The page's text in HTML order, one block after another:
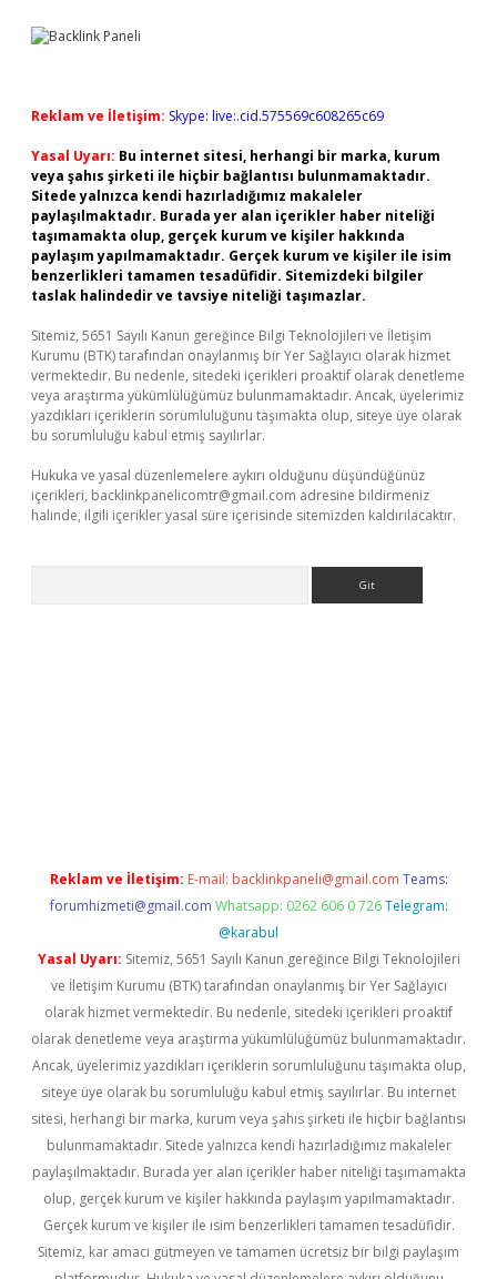
Reklam ve İletişim: Skype: live:.cid.575569c608265c69
Yasal Uyarı: Bu internet sitesi, herhangi bir marka, kurum
veya şahıs şirketi ile hiçbir bağlantısı bulunmamaktadır.
Sitede yalnızca kendi hazırladığımız makaleler
paylaşılmaktadır. Burada yer alan içerikler haber niteliği
taşımamakta olup, gerçek kurum ve kişiler hakkında
paylaşım yapılmamaktadır. Gerçek kurum ve kişiler ile isim
benzerlikleri tamamen tesadüfidir. Sitemizdeki bilgiler
taslak halindedir ve tavsiye niteliği taşımazlar.
Sitemiz, 5651 Sayılı Kanun gereğince Bilgi Teknolojileri ve İletişim
Kurumu (BTK) tarafından onaylanmış bir Yer Sağlayıcı olarak hizmet
vermektedir. Bu nedenle, sitedeki içerikleri proaktif olarak denetleme
veya araştırma yükümlülüğümüz bulunmamaktadır. Ancak, üyelerimiz
yazdıkları içeriklerin sorumluluğunu taşımakta olup, siteye üye olarak
bu sorumluluğu kabul etmiş sayılırlar.
Hukuka ve yasal düzenlemelere aykırı olduğunu düşündüğünüz
içerikleri, backlinkpanelicomtr@gmail.com adresine bildirmeniz
halinde, ilgili içerikler yasal süre içerisinde sitemizden kaldırılacaktır.
Reklam ve İletişim: E-mail: backlinkpaneli@gmail.com Teams:
forumhizmeti@gmail.com Whatsapp: 0262 606 0 726 Telegram:
@karabul
Yasal Uyarı: Sitemiz, 5651 Sayılı Kanun gereğince Bilgi Teknolojileri
ve İletişim Kurumu (BTK) tarafından onaylanmış bir Yer Sağlayıcı
olarak hizmet vermektedir. Bu nedenle, sitedeki içerikleri proaktif
olarak denetleme veya araştırma yükümlülüğümüz bulunmamaktadır.
Ancak, üyelerimiz yazdıkları içeriklerin sorumluluğunu taşımakta olup,
siteye üye olarak bu sorumluluğu kabul etmiş sayılırlar. Bu internet
sitesi, herhangi bir marka, kurum veya şahıs şirketi ile hiçbir bağlantısı
bulunmamaktadır. Sitede yalnızca kendi hazırladığımız makaleler
paylaşılmaktadır. Burada yer alan içerikler haber niteliği taşımamakta
olup, gerçek kurum ve kişiler hakkında paylaşım yapılmamaktadır.
Gerçek kurum ve kişiler ile isim benzerlikleri tamamen tesadüfidir.
Sitemiz, kar amacı gütmeyen ve tamamen ücretsiz bir bilgi paylaşım